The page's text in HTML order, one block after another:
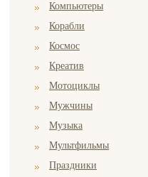
Компьютеры
Корабли
Космос
Креатив
Мотоциклы
Мужчины
Музыка
Мультфильмы
Праздники